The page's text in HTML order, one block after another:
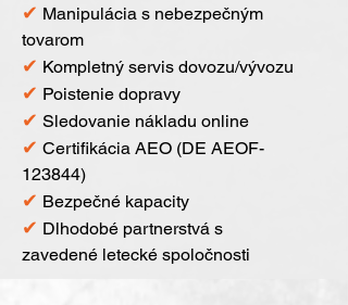
✔ Manipulácia s nebezpečným
tovarom
✔ Kompletný servis dovozu/vývozu
✔ Poistenie dopravy
✔ Sledovanie nákladu online
✔ Certifikácia AEO (DE AEOF-
123844)
✔ Bezpečné kapacity
✔ Dlhodobé partnerstvá s
zavedené letecké spoločnosti